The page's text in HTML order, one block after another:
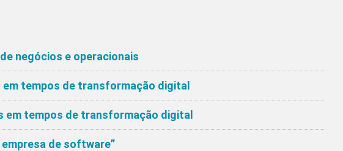
negócios e operacionais
tempos de transformação digital
em tempos de transformação digital
empresa de software”